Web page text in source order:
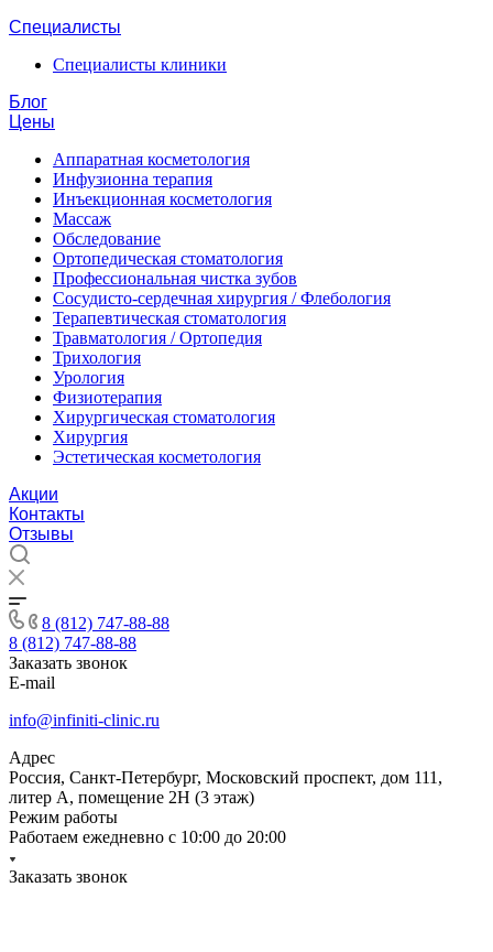
Специалисты
Специалисты клиники
Блог
Цены
Аппаратная косметология
Инфузионна терапия
Инъекционная косметология
Массаж
Обследование
Ортопедическая стоматология
Профессиональная чистка зубов
Сосудисто-сердечная хирургия / Флебология
Терапевтическая стоматология
Травматология / Ортопедия
Трихология
Урология
Физиотерапия
Хирургическая стоматология
Хирургия
Эстетическая косметология
Акции
Контакты
Отзывы
8 (812) 747-88-88
8 (812) 747-88-88
Заказать звонок
E-mail
info@infiniti-clinic.ru
Адрес
Россия, Санкт-Петербург, Московский проспект, дом 111,
литер А, помещение 2Н (3 этаж)
Режим работы
Работаем ежедневно с 10:00 до 20:00
Заказать звонок